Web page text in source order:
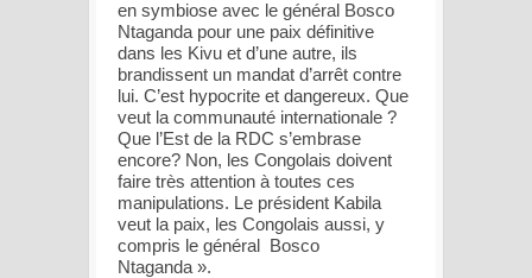
en symbiose avec le général Bosco
Ntaganda pour une paix définitive
dans les Kivu et d’une autre, ils
brandissent un mandat d’arrêt contre
lui. C’est hypocrite et dangereux. Que
veut la communauté internationale ?
Que l’Est de la RDC s’embrase
encore? Non, les Congolais doivent
faire très attention à toutes ces
manipulations. Le président Kabila
veut la paix, les Congolais aussi, y
compris le général Bosco
Ntaganda ».